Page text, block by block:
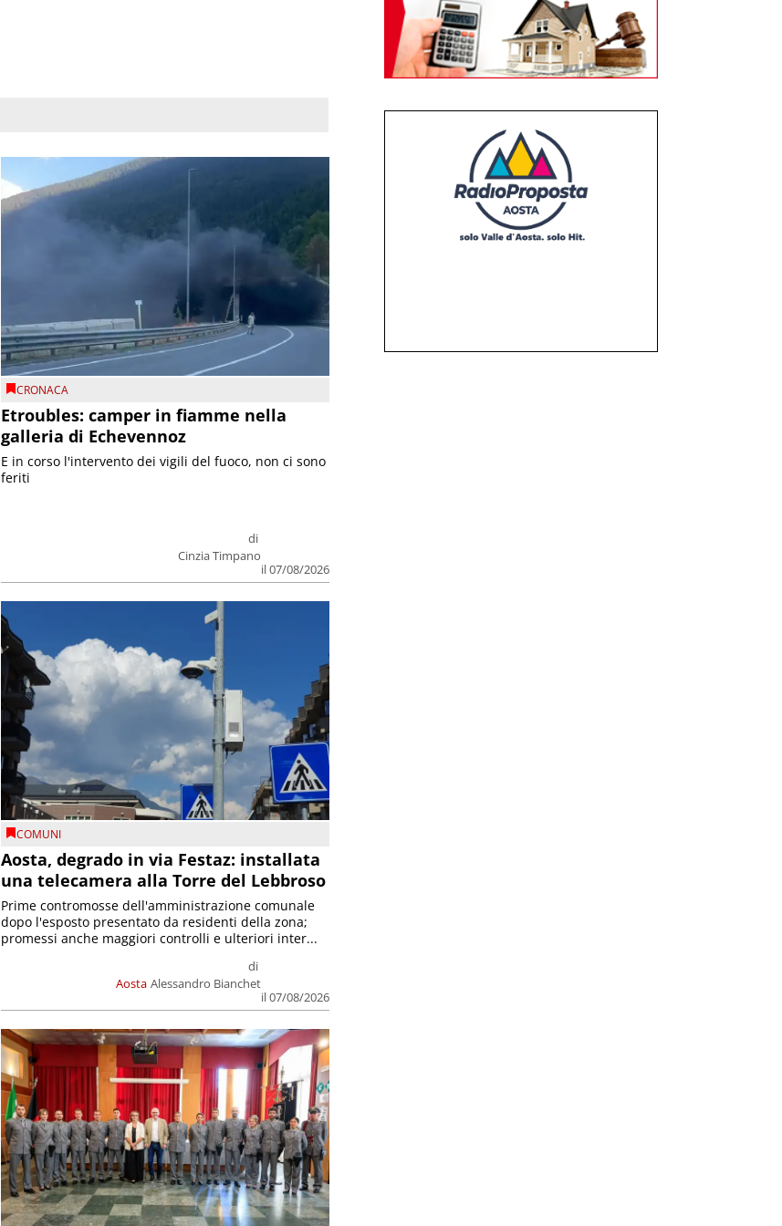
CRONACA
Etroubles: camper in fiamme nella
galleria di Echevennoz
di
Cinzia Timpano
il 07/08/2026
E in corso l'intervento dei vigili del fuoco, non ci sono
feriti
COMUNI
Aosta, degrado in via Festaz: installata
una telecamera alla Torre del Lebbroso
Aosta
di
Alessandro Bianchet
il 07/08/2026
Prime contromosse dell'amministrazione comunale
dopo l'esposto presentato da residenti della zona;
promessi anche maggiori controlli e ulteriori inter...